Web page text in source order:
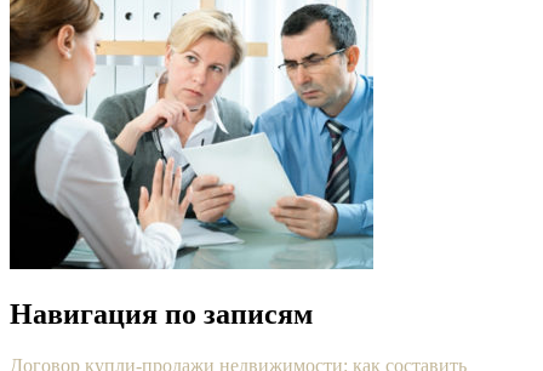
Навигация по записям
Договор купли-продажи недвижимости: как составить